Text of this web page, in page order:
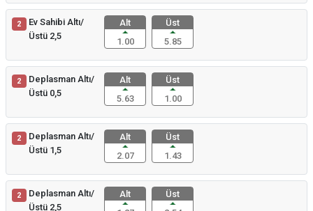
2
Ev Sahibi Altı/
Üstü 2,5
Alt
1.00
Üst
5.85
2
Deplasman Altı/
Üstü 0,5
Alt
5.63
Üst
1.00
2
Deplasman Altı/
Üstü 1,5
Alt
2.07
Üst
1.43
2
Deplasman Altı/
Üstü 2,5
Alt
Üst